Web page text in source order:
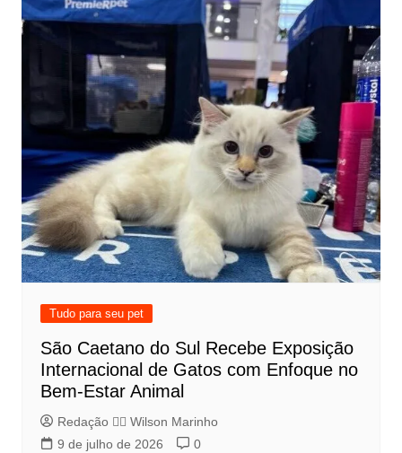
Tudo para seu pet
São Caetano do Sul Recebe Exposição
Internacional de Gatos com Enfoque no
Bem-Estar Animal
Redação 👨‍⚖️​ Wilson Marinho
9 de julho de 2026
0